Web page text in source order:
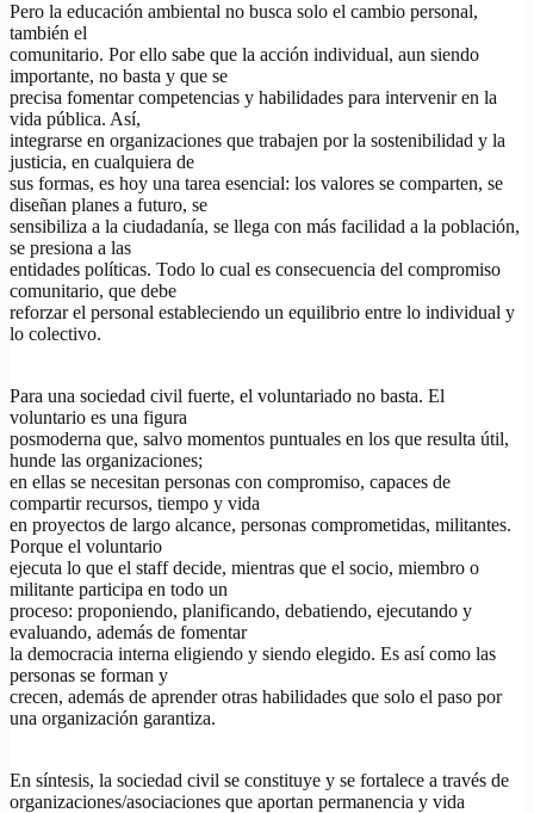
Pero la educación ambiental no busca solo el cambio personal,
también el
comunitario. Por ello sabe que la acción individual, aun siendo
importante, no basta y que se
precisa fomentar competencias y habilidades para intervenir en la
vida pública. Así,
integrarse en organizaciones que trabajen por la sostenibilidad y la
justicia, en cualquiera de
sus formas, es hoy una tarea esencial: los valores se comparten, se
diseñan planes a futuro, se
sensibiliza a la ciudadanía, se llega con más facilidad a la población,
se presiona a las
entidades políticas. Todo lo cual es consecuencia del compromiso
comunitario, que debe
reforzar el personal estableciendo un equilibrio entre lo individual y
lo colectivo.
Para una sociedad civil fuerte, el voluntariado no basta. El
voluntario es una figura
posmoderna que, salvo momentos puntuales en los que resulta útil,
hunde las organizaciones;
en ellas se necesitan personas con compromiso, capaces de
compartir recursos, tiempo y vida
en proyectos de largo alcance, personas comprometidas, militantes.
Porque el voluntario
ejecuta lo que el staff decide, mientras que el socio, miembro o
militante participa en todo un
proceso: proponiendo, planificando, debatiendo, ejecutando y
evaluando, además de fomentar
la democracia interna eligiendo y siendo elegido. Es así como las
personas se forman y
crecen, además de aprender otras habilidades que solo el paso por
una organización garantiza.
En síntesis, la sociedad civil se constituye y se fortalece a través de
organizaciones/asociaciones que aportan permanencia y vida